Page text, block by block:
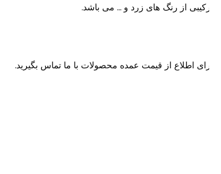
از رنگ های زرد و … می باشد.
اطلاع از قیمت عمده محصولات با ما تماس بگیرید.